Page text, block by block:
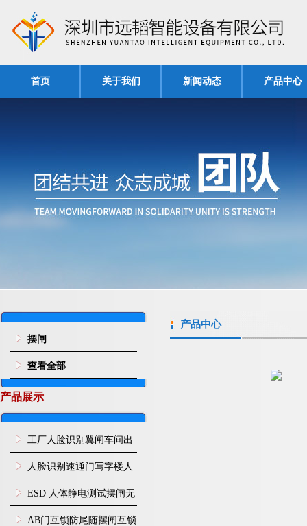
首页 关于我们 新闻动态 产品中心
摆闸
查看全部
产品展示
工厂人脸识别翼闸车间出
入口人行通道门禁
人脸识别速通门写字楼人
行通道闸门禁设备
ESD 人体静电测试摆闸无
尘车间防静电闸机
AB门互锁防尾随摆闸互锁
产品中心